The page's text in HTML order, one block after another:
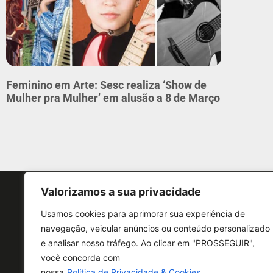
Valorizamos a sua privacidade
Usamos cookies para aprimorar sua experiência de
navegação, veicular anúncios ou conteúdo personalizado
e analisar nosso tráfego. Ao clicar em "PROSSEGUIR",
você concorda com
Feminino em Arte: Sesc realiza ‘Show de
Mulher pra Mulher’ em alusão a 8 de Março